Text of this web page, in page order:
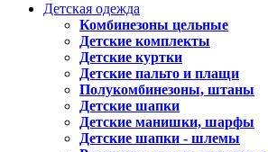
Детская одежда
Комбинезоны цельные
Детские комплекты
Детские куртки
Детские пальто и плащи
Полукомбинезоны, штаны
Детские шапки
Детские манишки, шарфы
Детские шапки - шлемы